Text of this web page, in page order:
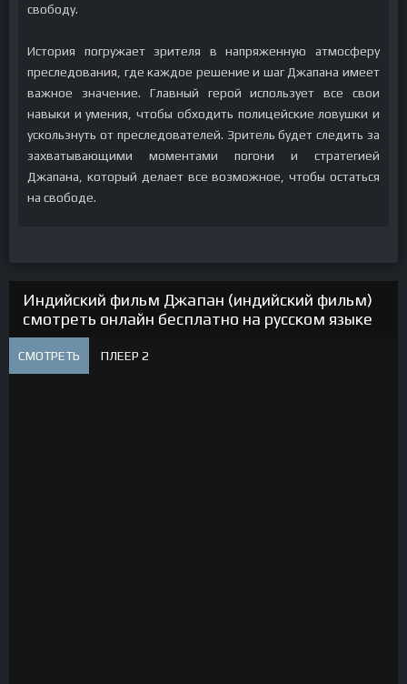
свободу.
История погружает зрителя в напряженную атмосферу
преследования, где каждое решение и шаг Джапана имеет
важное значение. Главный герой использует все свои
навыки и умения, чтобы обходить полицейские ловушки и
ускользнуть от преследователей. Зритель будет следить за
захватывающими моментами погони и стратегией
Джапана, который делает все возможное, чтобы остаться
на свободе.
Индийский фильм Джапан (индийский фильм)
смотреть онлайн бесплатно на русском языке
СМОТРЕТЬ ПЛЕЕР 2